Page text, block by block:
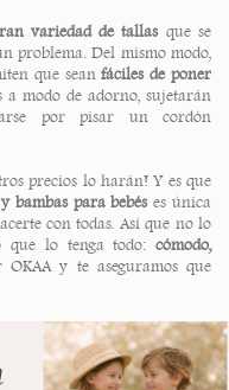
variedad de tallas que se
problema. Del mismo modo,
que seanfáciles de poner
modo de adorno, sujetarán
por pisar un cordón
precios lo harán! Y es que
bambas para bebéses única
con todas. Así que no lo
que lo tenga todo: cómodo,
OKAA y te aseguramos que